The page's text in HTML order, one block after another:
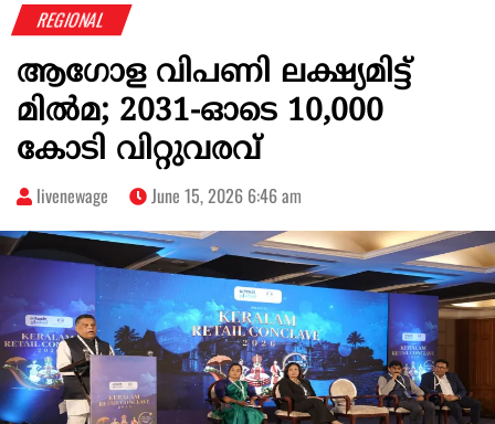
REGIONAL
ആഗോള വിപണി ലക്ഷ്യമിട്ട്
മിൽമ; 2031-ഓടെ 10,000
കോടി വിറ്റുവരവ്
livenewage June 15, 2026 6:46 am